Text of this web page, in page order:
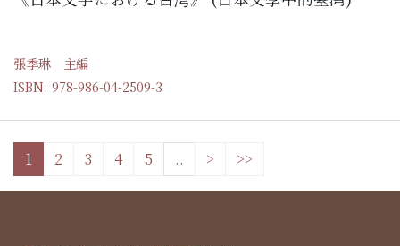
張季琳 主編
ISBN: 978-986-04-2509-3
1 2 3 4 5 .. > >>